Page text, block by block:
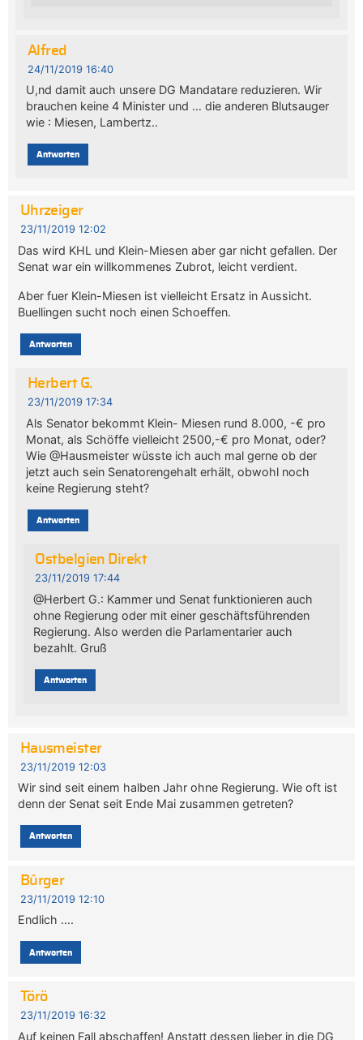
Alfred
24/11/2019 16:40
U,nd damit auch unsere DG Mandatare reduzieren. Wir
brauchen keine 4 Minister und … die anderen Blutsauger
wie : Miesen, Lambertz..
Antworten
Uhrzeiger
23/11/2019 12:02
Das wird KHL und Klein-Miesen aber gar nicht gefallen. Der
Senat war ein willkommenes Zubrot, leicht verdient.
Aber fuer Klein-Miesen ist vielleicht Ersatz in Aussicht.
Buellingen sucht noch einen Schoeffen.
Antworten
Herbert G.
23/11/2019 17:34
Als Senator bekommt Klein- Miesen rund 8.000, -€ pro
Monat, als Schöffe vielleicht 2500,-€ pro Monat, oder?
Wie @Hausmeister wüsste ich auch mal gerne ob der
jetzt auch sein Senatorengehalt erhält, obwohl noch
keine Regierung steht?
Antworten
Ostbelgien Direkt
23/11/2019 17:44
@Herbert G.: Kammer und Senat funktionieren auch
ohne Regierung oder mit einer geschäftsführenden
Regierung. Also werden die Parlamentarier auch
bezahlt. Gruß
Antworten
Hausmeister
23/11/2019 12:03
Wir sind seit einem halben Jahr ohne Regierung. Wie oft ist
denn der Senat seit Ende Mai zusammen getreten?
Antworten
Bûrger
23/11/2019 12:10
Endlich ….
Antworten
Törö
23/11/2019 16:32
Auf keinen Fall abschaffen! Anstatt dessen lieber in die DG